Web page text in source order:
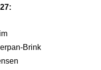
Brink